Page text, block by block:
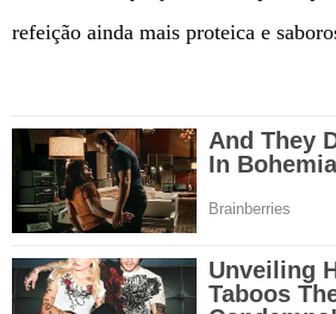
refeição ainda mais proteica e